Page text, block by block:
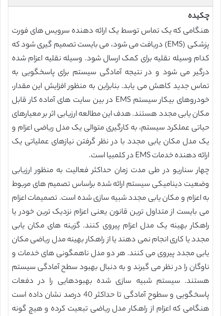
چکیده
هنگامی که یک تماس توسط یک ارائه دهنده سرویس های فورت
پزشکی (EMS) دریافت می شود، می بایست تصمیم گیری شود که
کدام وسیله نقلیه برای کمک ارسال شود. وسیله نقلیه اعزام شده
درگیر می شود و در نتیجه آمادگی سیستم برای پاسخگویی به
تماس جدید کاهش می یابد. بنابراین به منظور افزایش این مقدار،
خودروهای بیکار سیستم EMS در بین سایت های آماده کار قابل
مکان یابی مجدد هستند. هدف این مطالعه ارزیابی اثر بر معیارهای
حیاتی عملکرد سیستم، به کارگیری متوالی یک مدل ریاضی اعزام و
یک مدل مکان یابی مجدد با در نظر گرفتن نیازهای عملیاتی یک
ارائه دهنده خدمات EMS در کلمبیا است.
چهار سناریو در طی مدت زمان حداکثر فعالیت به منظور ارزیابی
وضعیت دینامیکی سیستم ارائه شده براساس تصمیم های مربوط
به اعزام و مکان یابی مجدد شبیه سازی شده است. تصمیمات اعزام
می بایست از متداول ترین قانون یعنی اعزام نزدیک ترین خودر یا
راهکار بهینه یک مدل اعزام پیروی کنند. گزینه های مکان یابی
مجدد یا کاری انجام نمی دهند یا از راهکار بهینه مدل ریاضی مکان
یابی مجدد پیروی می کنند. هر دو مدل ناهمگونی های خدمات و
ناوگان را در نظر می گیرند و به دنبال بهبود سطح آمادگی سیستم
هستند. سیستم شبیه سازی شده بهبودهایی را در دفعات
پاسخگویی و سطوح آمادگی تا حداکثر 40 درصد نشان داده است
هنگامی که اعزام از راهکار مدل ریاضی تبعیت کرده و هیچ گونه